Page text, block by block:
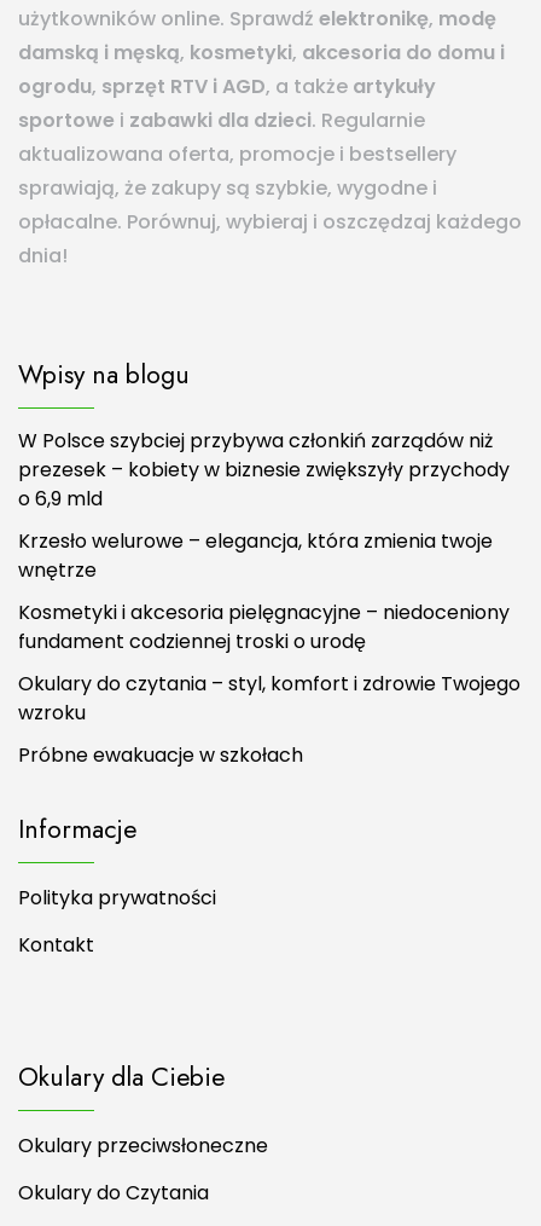
użytkowników online. Sprawdź elektronikę, modę
damską i męską, kosmetyki, akcesoria do domu i
ogrodu, sprzęt RTV i AGD, a także artykuły
sportowe i zabawki dla dzieci. Regularnie
aktualizowana oferta, promocje i bestsellery
sprawiają, że zakupy są szybkie, wygodne i
opłacalne. Porównuj, wybieraj i oszczędzaj każdego
dnia!
Wpisy na blogu
W Polsce szybciej przybywa członkiń zarządów niż
prezesek – kobiety w biznesie zwiększyły przychody
o 6,9 mld
Krzesło welurowe – elegancja, która zmienia twoje
wnętrze
Kosmetyki i akcesoria pielęgnacyjne – niedoceniony
fundament codziennej troski o urodę
Okulary do czytania – styl, komfort i zdrowie Twojego
wzroku
Próbne ewakuacje w szkołach
Informacje
Polityka prywatności
Kontakt
Okulary dla Ciebie
Okulary przeciwsłoneczne
Okulary do Czytania